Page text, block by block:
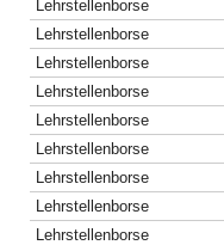
Lehrstellenborse
Lehrstellenborse
Lehrstellenborse
Lehrstellenborse
Lehrstellenborse
Lehrstellenborse
Lehrstellenborse
Lehrstellenborse
Lehrstellenborse